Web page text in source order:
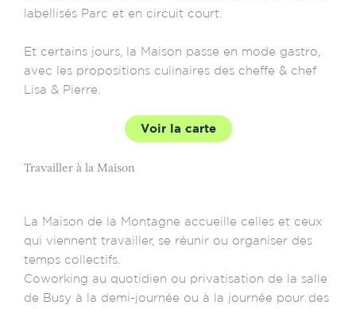
labellisés Parc et en circuit court.
Et certains jours, la Maison passe en mode gastro,
avec les propositions culinaires des cheffe & chef
Lisa & Pierre.
Voir la carte
Travailler à la Maison
La Maison de la Montagne accueille celles et ceux
qui viennent travailler, se réunir ou organiser des
temps collectifs.
Coworking au quotidien ou privatisation de la salle
de Busy à la demi-journée ou à la journée pour des